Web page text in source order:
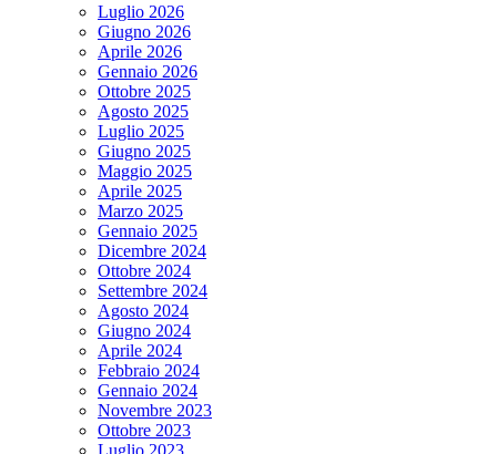
Luglio 2026
Giugno 2026
Aprile 2026
Gennaio 2026
Ottobre 2025
Agosto 2025
Luglio 2025
Giugno 2025
Maggio 2025
Aprile 2025
Marzo 2025
Gennaio 2025
Dicembre 2024
Ottobre 2024
Settembre 2024
Agosto 2024
Giugno 2024
Aprile 2024
Febbraio 2024
Gennaio 2024
Novembre 2023
Ottobre 2023
Luglio 2023